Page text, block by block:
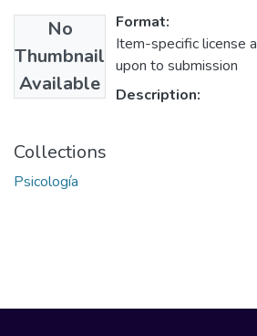
No
Thumbnail
Available
Format:
Item-specific license
upon to submission
Description:
Collections
Psicología